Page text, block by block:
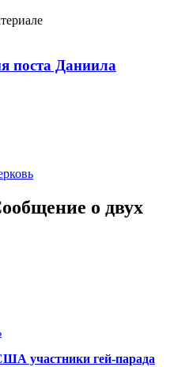
поста Даниила
о двух
участники гей-парада